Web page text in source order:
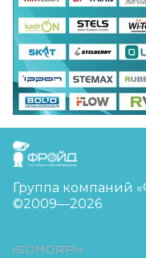
FreudGroup
Группа компаний
©2009—2026
ISOMORPH